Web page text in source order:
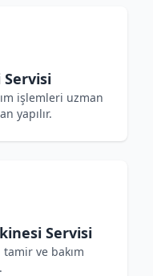
işlemleri uzman
yapılır.
Servisi
ve bakım